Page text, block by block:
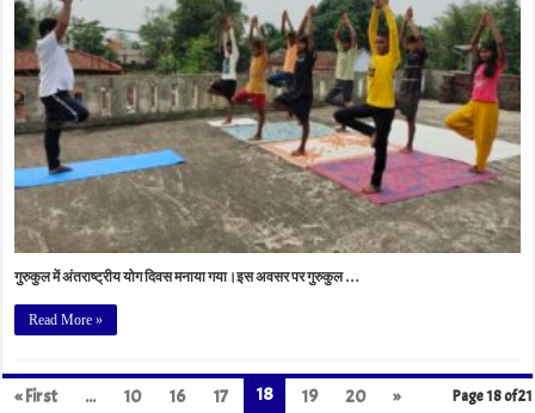
गुरुकुल में अंतराष्ट्रीय योग दिवस मनाया गया।इस अवसर पर गुरुकुल …
Read More »
Page 18 of 21
« First ... 10 16 17 18 19 20
»